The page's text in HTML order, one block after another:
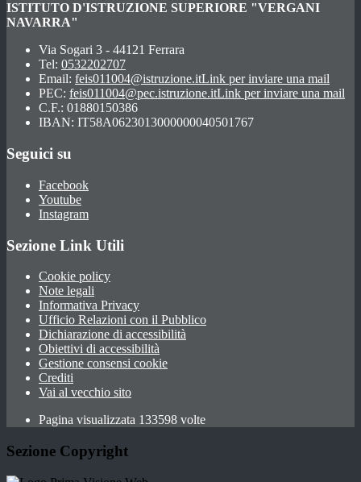
ISTITUTO D'ISTRUZIONE SUPERIORE "VERGANI
NAVARRA"
Via Sogari 3 - 44121 Ferrara
Tel: 0532202707
Email: feis011004@istruzione.itLink per inviare una mail
PEC: feis011004@pec.istruzione.itLink per inviare una mail
C.F.: 01880150386
IBAN: IT58A0623013000000040501767
Seguici su
Facebook
Youtube
Instagram
Sezione Link Utili
Cookie policy
Note legali
Informativa Privacy
Ufficio Relazioni con il Pubblico
Dichiarazione di accessibilità
Obiettivi di accessibilità
Gestione consensi cookie
Crediti
Vai al vecchio sito
Pagina visualizzata 133598 volte
Sezione Copyright